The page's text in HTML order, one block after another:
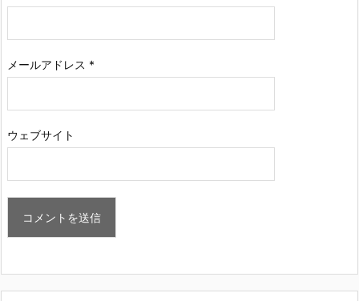
メールアドレス *
ウェブサイト